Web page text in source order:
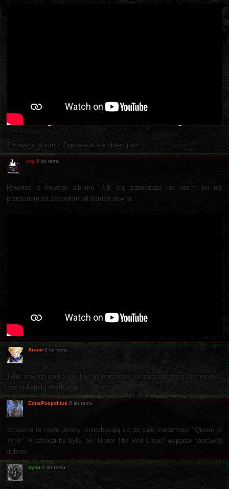
Z nowego albumu. Zapowiada się obiecująco.
yog 8 lat temu
Również z nowego albumu. Jak się zapowiada nie wiem, bo nie
przepadam za zespołem od bardzo dawna.
Arson 8 lat temu
Tytuł nowego wałka idealny, by opisać to, co zadziało się z tą (niegdyś)
zacną kapelą death'ową.
EdusPospolitus 8 lat temu
Straszne te nowe utwory, zniechęcają co do całej zawartości "Queen of
Time". A szkoda by było, bo "Under The Red Cloud" wypadał naprawdę
dobrze.
synu 8 lat temu